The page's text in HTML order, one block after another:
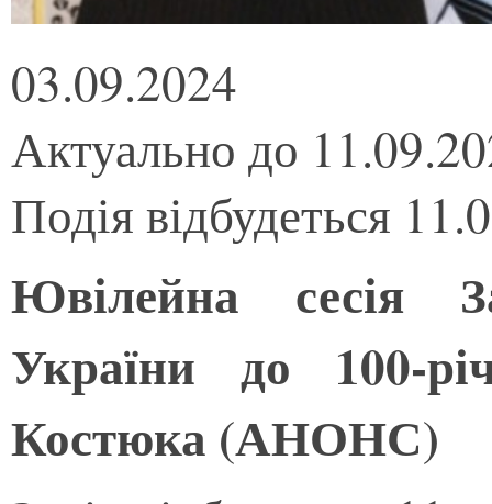
03.09.2024
Актуально до
Подія відбудеться
Ювілейна сесія
України до 100-
Костюка (АНОНС)